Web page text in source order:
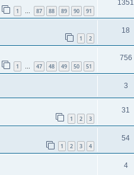
1 … 87 88 89 90 91
1351
1 2
18
1 … 47 48 49 50 51
756
3
1 2 3
31
1 2 3 4
54
4